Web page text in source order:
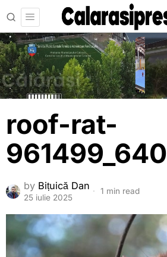
roof-rat-
961499_640
by Bițuică Dan
25 iulie 2025
1 min read